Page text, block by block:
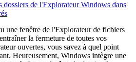
dossiers de l'Explorateur Windows dans
une fenêtre de l'Explorateur de fichiers
la fermeture de toutes vos
ouvertes, vous savez à quel point
Heureusement, Windows intègre une